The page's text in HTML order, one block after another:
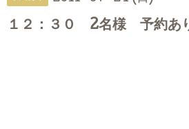
１２：３０ 2名様 予約あ